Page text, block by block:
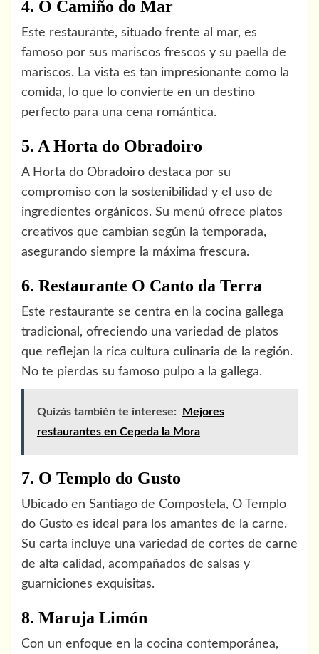
4. O Camiño do Mar
Este restaurante, situado frente al mar, es
famoso por sus mariscos frescos y su paella de
mariscos. La vista es tan impresionante como la
comida, lo que lo convierte en un destino
perfecto para una cena romántica.
5. A Horta do Obradoiro
A Horta do Obradoiro destaca por su
compromiso con la sostenibilidad y el uso de
ingredientes orgánicos. Su menú ofrece platos
creativos que cambian según la temporada,
asegurando siempre la máxima frescura.
6. Restaurante O Canto da Terra
Este restaurante se centra en la cocina gallega
tradicional, ofreciendo una variedad de platos
que reflejan la rica cultura culinaria de la región.
No te pierdas su famoso pulpo a la gallega.
Quizás también te interese:
Mejores
restaurantes en Cepeda la Mora
7. O Templo do Gusto
Ubicado en Santiago de Compostela, O Templo
do Gusto es ideal para los amantes de la carne.
Su carta incluye una variedad de cortes de carne
de alta calidad, acompañados de salsas y
guarniciones exquisitas.
8. Maruja Limón
Con un enfoque en la cocina contemporánea,